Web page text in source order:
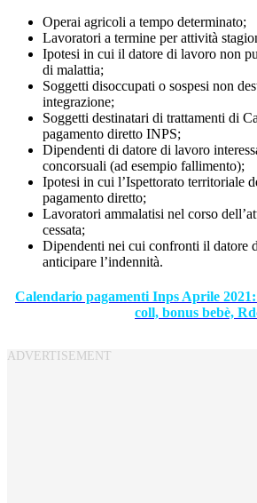
Operai agricoli a tempo determinato;
Lavoratori a termine per attività
Ipotesi in cui il datore di lavoro non
di malattia;
Soggetti disoccupati o sospesi non
integrazione;
Soggetti destinatari di trattamenti di
pagamento diretto INPS;
Dipendenti di datore di lavoro
concorsuali (ad esempio fallimento);
Ipotesi in cui l’Ispettorato territoriale
pagamento diretto;
Lavoratori ammalatisi nel corso
cessata;
Dipendenti nei cui confronti il datore
anticipare l’indennità.
Calendario pagamenti Inps Aprile
coll, bonus bebè,